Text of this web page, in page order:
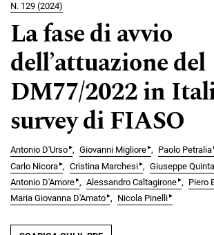
N. 129 (2024)
La fase di avvio
dell’attuazione del
DM77/2022 in
survey di FIASO
Antonio D'Urso▸ Giovanni Migliore▸ Paolo Petralia
Carlo Nicora▸ Cristina Marchesi▸ Giuseppe
Antonio D'Amore▸ Alessandro Caltagirone▸ Piero
Maria Giovanna D'Amato▸ Nicola Pinelli▸